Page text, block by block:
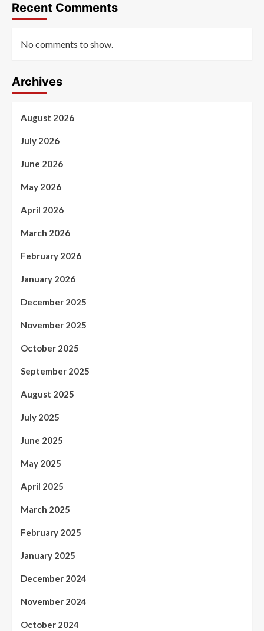
Recent Comments
No comments to show.
Archives
August 2026
July 2026
June 2026
May 2026
April 2026
March 2026
February 2026
January 2026
December 2025
November 2025
October 2025
September 2025
August 2025
July 2025
June 2025
May 2025
April 2025
March 2025
February 2025
January 2025
December 2024
November 2024
October 2024